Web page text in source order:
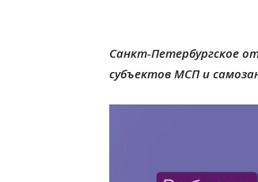
Санкт-Петербургское
субъектов МСП и